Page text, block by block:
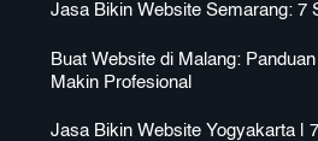
Jasa Bikin Website Semarang: 7
Buat Website di Malang:
Makin Profesional
Jasa Bikin Website Yogyakarta |